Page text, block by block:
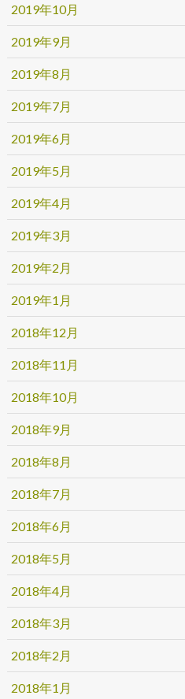
2019年10月
2019年9月
2019年8月
2019年7月
2019年6月
2019年5月
2019年4月
2019年3月
2019年2月
2019年1月
2018年12月
2018年11月
2018年10月
2018年9月
2018年8月
2018年7月
2018年6月
2018年5月
2018年4月
2018年3月
2018年2月
2018年1月